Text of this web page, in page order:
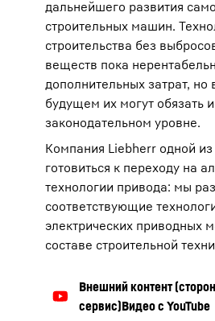
дальнейшего развития
строительных машин.
строительства без
веществ пока
дополнительных затрат,
будущем их могут обязать
законодательном уровне.
Компания Liebherr одной
готовиться к переходу на
технологии привода: мы
соответствующие
электрических приводных
составе строительной